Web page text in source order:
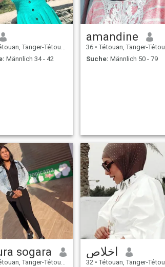
Tanger-Tétouan, Marokko
Männlich 34 - 42
amandine
36 • Tétouan, Tanger-Tétouan, Marokko
Suche: Männlich 50 - 79
sogara
Tanger-Tétouan, Marokko
اخلاص
32 • Tétouan, Tanger-Tétouan, Marokko